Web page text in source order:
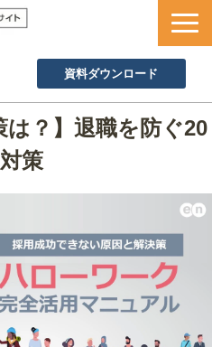
資料ダウンロード
ス一覧
ウハウ
ち資料
は？】退職を防ぐ20
策